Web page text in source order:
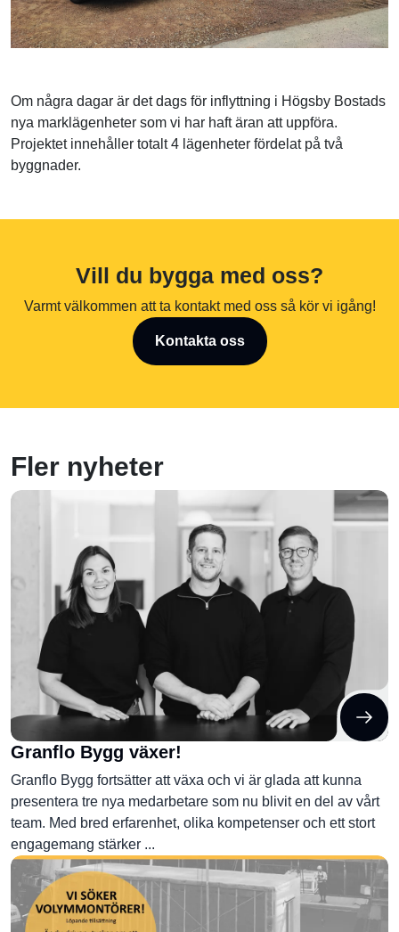
Om några dagar är det dags för inflyttning i Högsby Bostads
nya marklägenheter som vi har haft äran att uppföra.
Projektet innehåller totalt 4 lägenheter fördelat på två
byggnader.
Vill du bygga med oss?
Varmt välkommen att ta kontakt med oss så kör vi igång!
Kontakta oss
Fler nyheter
Granflo Bygg växer!
Granflo Bygg fortsätter att växa och vi är glada att kunna
presentera tre nya medarbetare som nu blivit en del av vårt
team. Med bred erfarenhet, olika kompetenser och ett stort
engagemang stärker ...